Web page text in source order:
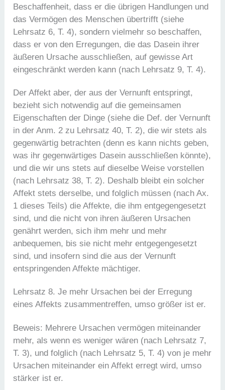
Beschaffenheit, dass er die übrigen Handlungen und
das Vermögen des Menschen übertrifft (siehe
Lehrsatz 6, T. 4), sondern vielmehr so beschaffen,
dass er von den Erregungen, die das Dasein ihrer
äußeren Ursache ausschließen, auf gewisse Art
eingeschränkt werden kann (nach Lehrsatz 9, T. 4).
Der Affekt aber, der aus der Vernunft entspringt,
bezieht sich notwendig auf die gemeinsamen
Eigenschaften der Dinge (siehe die Def. der Vernunft
in der Anm. 2 zu Lehrsatz 40, T. 2), die wir stets als
gegenwärtig betrachten (denn es kann nichts geben,
was ihr gegenwärtiges Dasein ausschließen könnte),
und die wir uns stets auf dieselbe Weise vorstellen
(nach Lehrsatz 38, T. 2). Deshalb bleibt ein solcher
Affekt stets derselbe, und folglich müssen (nach Ax.
1 dieses Teils) die Affekte, die ihm entgegengesetzt
sind, und die nicht von ihren äußeren Ursachen
genährt werden, sich ihm mehr und mehr
anbequemen, bis sie nicht mehr entgegengesetzt
sind, und insofern sind die aus der Vernunft
entspringenden Affekte mächtiger.
Lehrsatz 8. Je mehr Ursachen bei der Erregung
eines Affekts zusammentreffen, umso größer ist er.
Beweis: Mehrere Ursachen vermögen miteinander
mehr, als wenn es weniger wären (nach Lehrsatz 7,
T. 3), und folglich (nach Lehrsatz 5, T. 4) von je mehr
Ursachen miteinander ein Affekt erregt wird, umso
stärker ist er.